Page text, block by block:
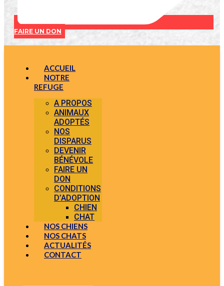
FAIRE UN DON
ACCUEIL
NOTRE
REFUGE
A PROPOS
ANIMAUX
ADOPTÉS
NOS
DISPARUS
DEVENIR
BÉNÉVOLE
FAIRE UN
DON
CONDITIONS
D’ADOPTION
CHIEN
CHAT
NOS CHIENS
NOS CHATS
ACTUALITÉS
CONTACT